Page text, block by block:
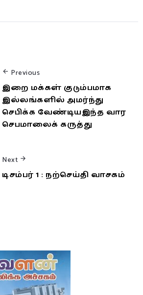
Previous
இறை மக்கள் குடும்பமாக
இல்லங்களில் அமர்ந்து
செபிக்க வேண்டியஇந்த வார
செபமாலைக் கருத்து
Next
டிசம்பர் 1 : நற்செய்தி வாசகம்